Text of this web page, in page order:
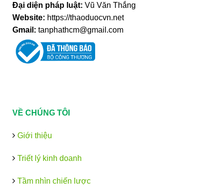
Đại diện pháp luật: Vũ Văn Thắng
Website: https://thaoduocvn.net
Gmail: tanphathcm@gmail.com
VỀ CHÚNG TÔI
Giới thiệu
Triết lý kinh doanh
Tầm nhìn chiến lược